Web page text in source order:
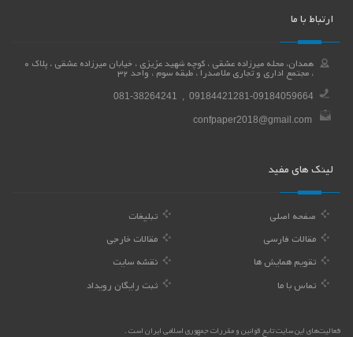
ارتباط با ما
همدان، محله میرزاده عشقی ، کوچه شهید عزیزی ، خیابان میرزاده عشقی ، پلاک 0
، مجتمع اداری و تجاری ملاصدرا ، طبقه سوم ، واحد 32
081-38264241 , 09184421281-09184059664
confpaper2018@gmail.com
لینک های مفید
صفحه اصلی تبلیغات
مقالات فارسی مقالات خارجی
تقویم همایش ها نقشه سایت
تماس با ما ثبت رایگان رویداد
فعالیت‌های این سایت تابع قوانین و مقررات جمهوری اسلامی ایران است .